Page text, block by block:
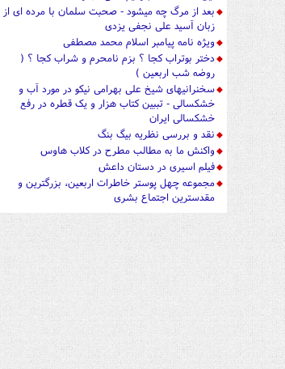
بعد از مرگ چه میشود - صحبت سلمان با مرده ای از
زبان آسید علی نجفی یزدی
ویژه نامه پیامبر اسلام محمد مصطفی
دختر بوتراب کجا ؟ بزم نامحرم و شراب کجا ؟ (
روضه شب اربعین )
سخنرانیهای شیخ علی بهرامی نیکو در مورد آب و
خشکسالی - تببین کتاب هزار و یک قطره در رفع
خشکسالی ایران
نقد و بررسی نظریه بیگ بنگ
واکنش ما به مطالب مطرح در کلاب هاوس
فیلم اسیری در دستان داعش
مجموعه چهل پوستر خاطرات اربعین، بزرگترین و
مقدسترین اجتماع بشری